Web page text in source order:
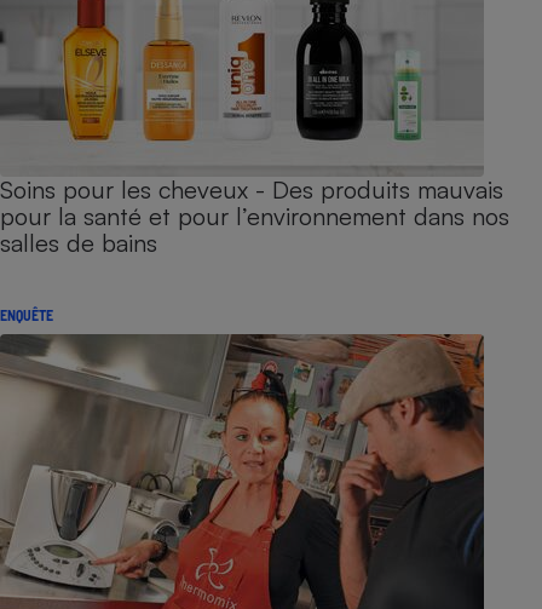
Soins pour les cheveux - Des produits mauvais
pour la santé et pour l’environnement dans nos
salles de bains
ENQUÊTE